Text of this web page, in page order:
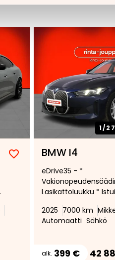
Lisää
suosikiksi
Poista
suosikeista
1/27
BMW I4
eDrive35 - *
Lasikattoluukku *
2025 7000 km
Automaatti Sähkö
alk. 399 € 42